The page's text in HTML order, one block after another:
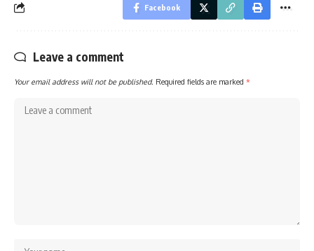
Facebook
Leave a comment
Your email address will not be published. Required fields are marked *